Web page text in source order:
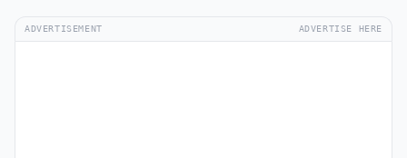
ADVERTISEMENT ADVERTISE HERE